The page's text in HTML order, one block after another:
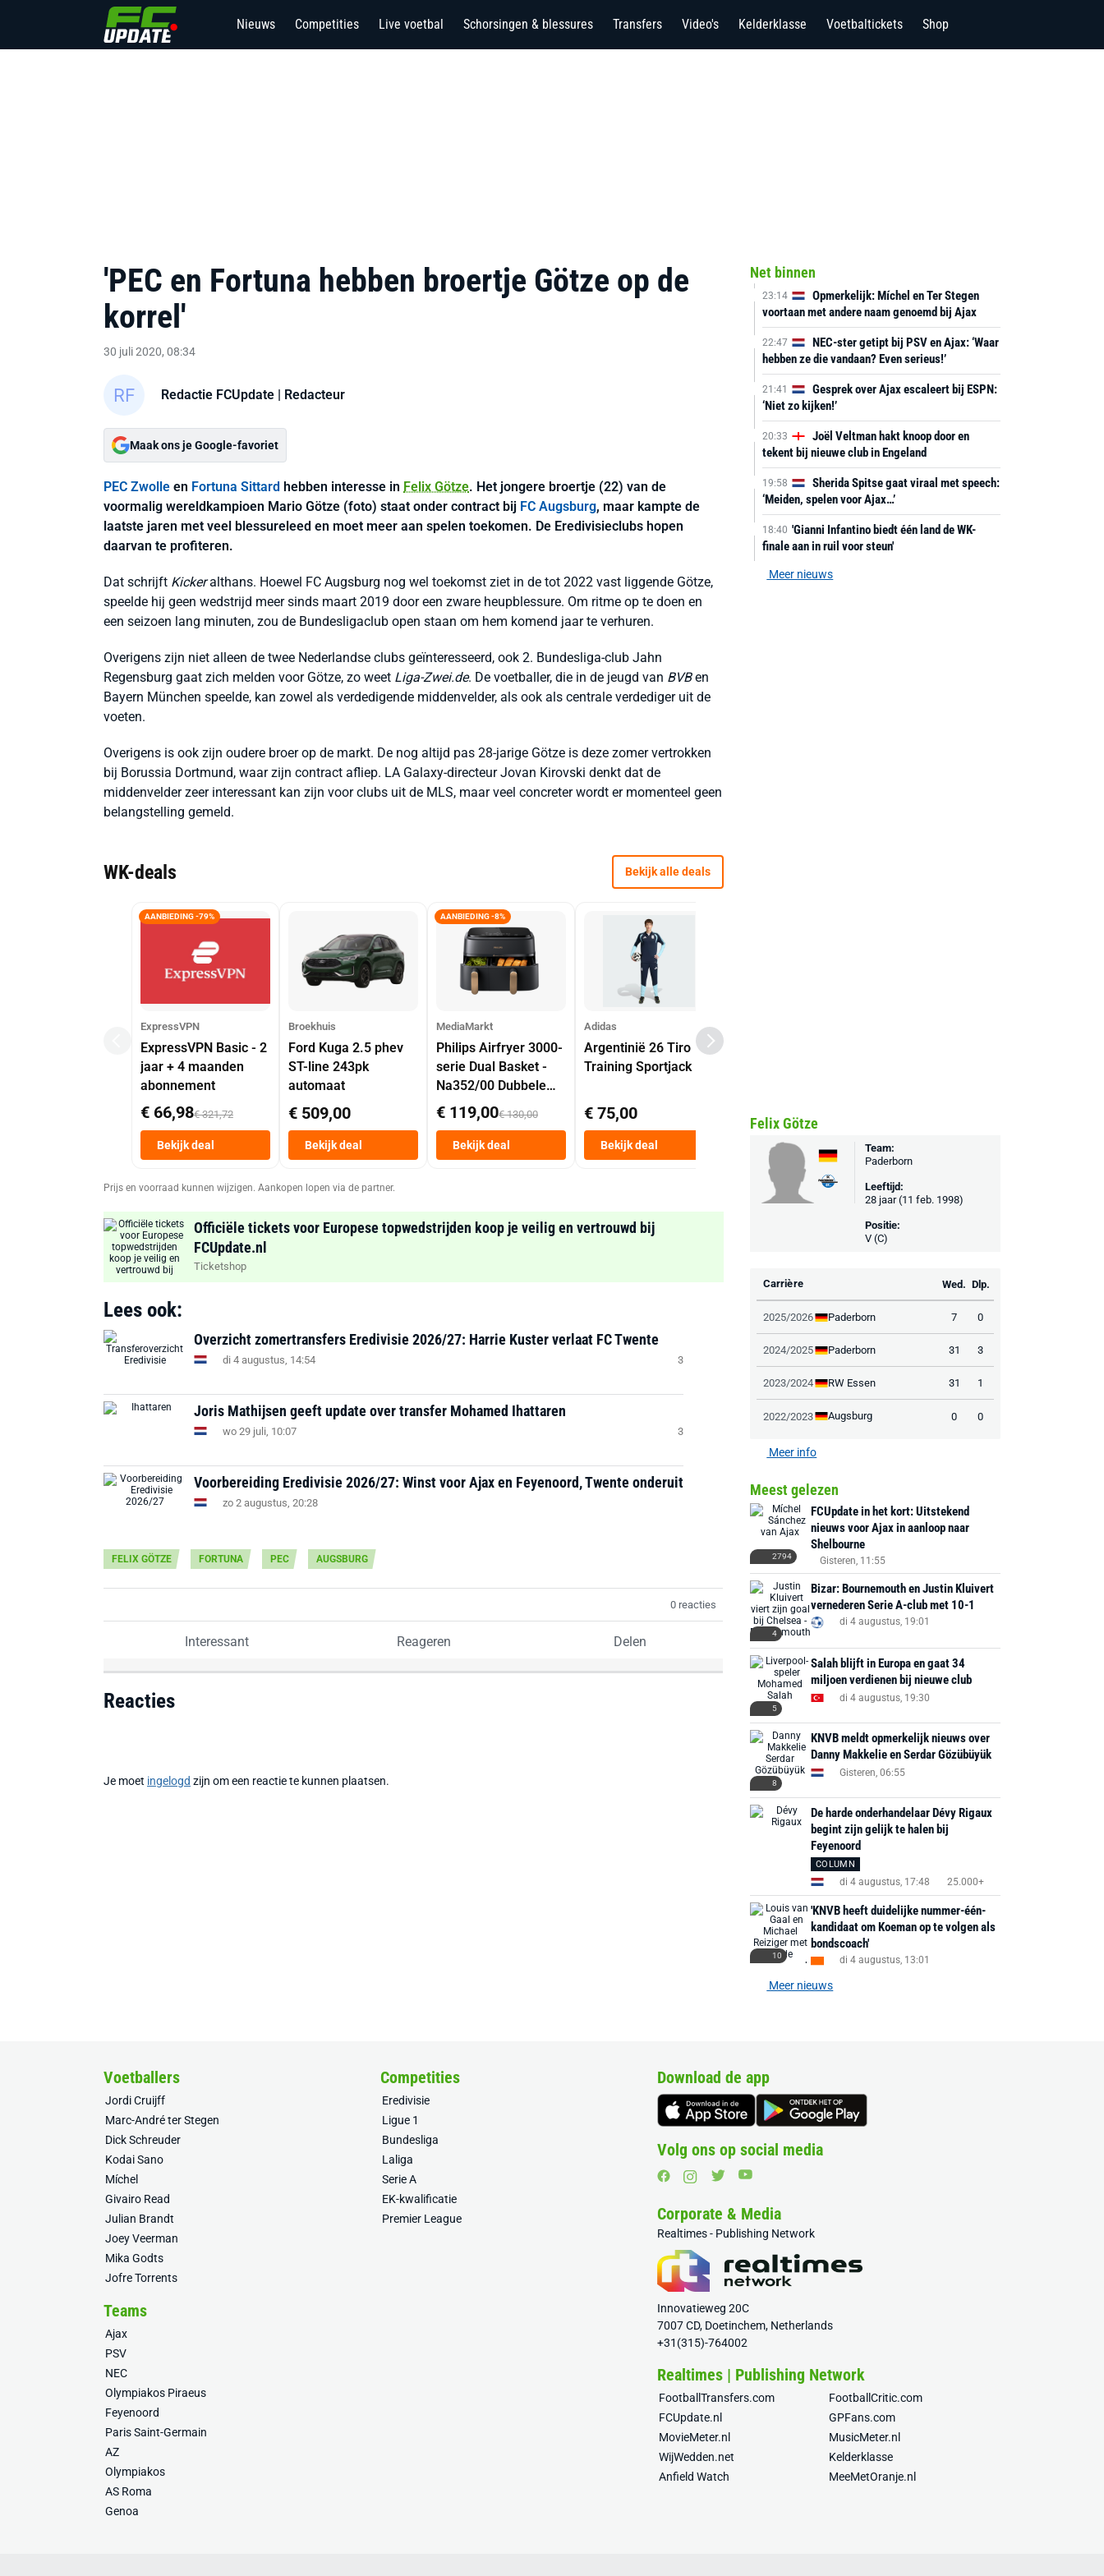
Nieuws Competities Live voetbal Schorsingen & blessures Transfers Video's Kelderklasse Voetbaltickets Shop
'PEC en Fortuna hebben broertje Götze op de
korrel'
30 juli 2020, 08:34
Redactie FCUpdate | Redacteur
Maak ons je Google-favoriet
PEC Zwolle en Fortuna Sittard hebben interesse in Felix Götze. Het jongere broertje (22) van de
voormalig wereldkampioen Mario Götze (foto) staat onder contract bij FC Augsburg, maar kampte de
laatste jaren met veel blessureleed en moet meer aan spelen toekomen. De Eredivisieclubs hopen
daarvan te profiteren.
Dat schrijft Kickeralthans. Hoewel FC Augsburg nog wel toekomst ziet in de tot 2022 vast liggende Götze,
speelde hij geen wedstrijd meer sinds maart 2019 door een zware heupblessure. Om ritme op te doen en
een seizoen lang minuten, zou de Bundesligaclub open staan om hem komend jaar te verhuren.
Overigens zijn niet alleen de twee Nederlandse clubs geïnteresseerd, ook 2. Bundesliga-club Jahn
Regensburg gaat zich melden voor Götze, zo weet Liga-Zwei.de. De voetballer, die in de jeugd van BVBen
Bayern München speelde, kan zowel als verdedigende middenvelder, als ook als centrale verdediger uit de
voeten.
Overigens is ook zijn oudere broer op de markt. De nog altijd pas 28-jarige Götze is deze zomer vertrokken
bij Borussia Dortmund, waar zijn contract afliep. LA Galaxy-directeur Jovan Kirovski denkt dat de
middenvelder zeer interessant kan zijn voor clubs uit de MLS, maar veel concreter wordt er momenteel geen
belangstelling gemeld.
WK-deals Bekijk alle deals
AANBIEDING -79%
ExpressVPN
ExpressVPN Basic - 2
jaar + 4 maanden
abonnement
€ 66,98€ 321,72
Bekijk deal
Broekhuis
Ford Kuga 2.5 phev
ST-line 243pk
automaat
€ 509,00
Bekijk deal
AANBIEDING -8%
MediaMarkt
Philips Airfryer 3000-
serie Dual Basket -
Na352/00 Dubbele
Mand 9 L Tot 6
Personen
Heteluchtfriteuse
Zwart
€ 119,00€ 130,00
Bekijk deal
Adidas
Argentinië 26 Tiro
Training Sportjack
€ 75,00
Bekijk deal
€ 29,99
Bekijk deal
Prijs en voorraad kunnen wijzigen. Aankopen lopen via de partner.
Officiële tickets voor Europese topwedstrijden koop je veilig en vertrouwd bij
FCUpdate.nl
Ticketshop
Lees ook:
Overzicht zomertransfers Eredivisie 2026/27: Harrie Kuster verlaat FC Twente
di 4 augustus, 14:54 3
Joris Mathijsen geeft update over transfer Mohamed Ihattaren
wo 29 juli, 10:07 3
Voorbereiding Eredivisie 2026/27: Winst voor Ajax en Feyenoord, Twente onderuit
zo 2 augustus, 20:28
FELIX GÖTZE FORTUNA PEC AUGSBURG
0 reacties
Interessant Reageren Delen
Reacties
Je moet ingelogd zijn om een reactie te kunnen plaatsen.
Net binnen
23:14
Opmerkelijk: Míchel en Ter Stegen
voortaan met andere naam genoemd bij Ajax
22:47
NEC-ster getipt bij PSV en Ajax: ‘Waar
hebben ze die vandaan? Even serieus!’
21:41
Gesprek over Ajax escaleert bij ESPN:
‘Niet zo kijken!’
20:33
Joël Veltman hakt knoop door en
tekent bij nieuwe club in Engeland
19:58
Sherida Spitse gaat viraal met speech:
‘Meiden, spelen voor Ajax…’
18:40 'Gianni Infantino biedt één land de WK-
finale aan in ruil voor steun'
Meer nieuws
Felix Götze
Team:
Paderborn
Leeftijd:
28 jaar (11 feb. 1998)
Positie:
V (C)
Carrière Wed. Dlp.
2025/2026 Paderborn 7 0
2024/2025 Paderborn 31 3
2023/2024 RW Essen 31 1
2022/2023 Augsburg 0 0
Meer info
Meest gelezen
2794
FCUpdate in het kort: Uitstekend
nieuws voor Ajax in aanloop naar
Shelbourne
Gisteren, 11:55
4
Bizar: Bournemouth en Justin Kluivert
vernederen Serie A-club met 10-1
di 4 augustus, 19:01
5
Salah blijft in Europa en gaat 34
miljoen verdienen bij nieuwe club
di 4 augustus, 19:30
8
KNVB meldt opmerkelijk nieuws over
Danny Makkelie en Serdar Gözübüyük
Gisteren, 06:55
De harde onderhandelaar Dévy Rigaux
begint zijn gelijk te halen bij
Feyenoord
COLUMN
di 4 augustus, 17:48 25.000+
10
'KNVB heeft duidelijke nummer-één-
kandidaat om Koeman op te volgen als
bondscoach'
di 4 augustus, 13:01
Meer nieuws
Voetballers
Jordi Cruijff
Marc-André ter Stegen
Dick Schreuder
Kodai Sano
Míchel
Givairo Read
Julian Brandt
Joey Veerman
Mika Godts
Jofre Torrents
Competities
Eredivisie
Ligue 1
Bundesliga
Laliga
Serie A
EK-kwalificatie
Premier League
Teams
Ajax
PSV
NEC
Olympiakos Piraeus
Feyenoord
Paris Saint-Germain
AZ
Olympiakos
AS Roma
Genoa
Download de app
Volg ons op social media
Corporate & Media
Realtimes - Publishing Network
Innovatieweg 20C
7007 CD, Doetinchem, Netherlands
+31(315)-764002
Realtimes | Publishing Network
FootballTransfers.com
FootballCritic.com
FCUpdate.nl
GPFans.com
MovieMeter.nl
MusicMeter.nl
WijWedden.net
Kelderklasse
Anfield Watch
MeeMetOranje.nl